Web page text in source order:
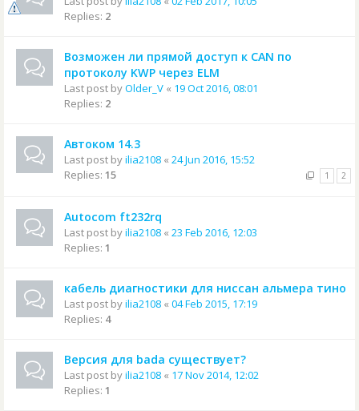
Replies: 2
Возможен ли прямой доступ к CAN по
протоколу KWP через ELM
Last post byOlder_V « 19 Oct 2016, 08:01
Replies: 2
Автоком 14.3
Last post byilia2108 « 24 Jun 2016, 15:52
Replies: 15 1 2
Autocom ft232rq
Last post byilia2108 « 23 Feb 2016, 12:03
Replies: 1
кабель диагностики для ниссан альмера тино
Last post byilia2108 « 04 Feb 2015, 17:19
Replies: 4
Версия для bada существует?
Last post byilia2108 « 17 Nov 2014, 12:02
Replies: 1